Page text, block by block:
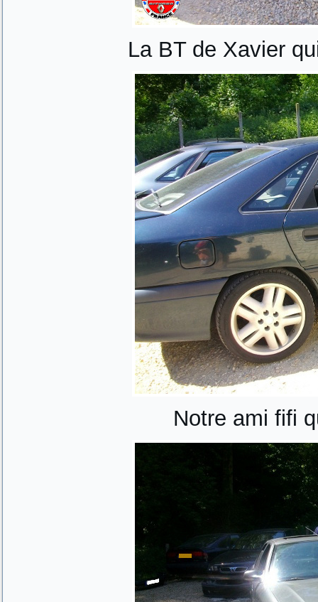
La BT de Xavier
Notre ami fifi